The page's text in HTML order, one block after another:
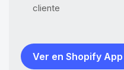
cliente
Ver en Shopify